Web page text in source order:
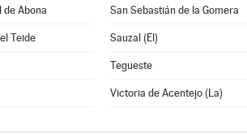
de Abona San Sebastián de la Gomera
Teide Sauzal (El)
Tegueste
Victoria de Acentejo (La)